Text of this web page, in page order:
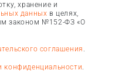
хранение и
данных в целях,
законом №152-ФЗ «О
соглашения .
конфиденциальности.